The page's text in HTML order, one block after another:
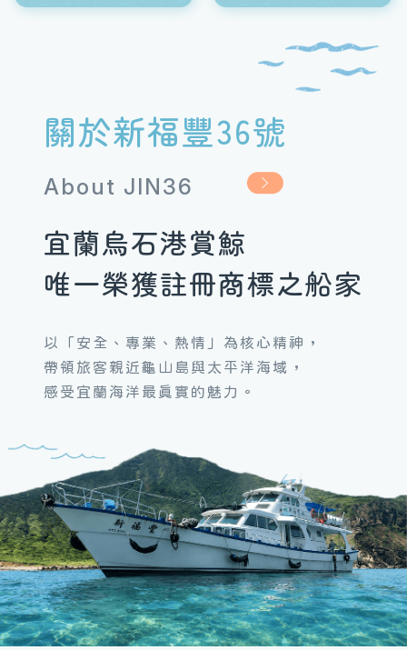
關於新福豐36號
About JIN36
宜蘭烏石港賞鯨
唯一榮獲註冊商標之船家
以「安全、專業、熱情」為核心精神，
帶領旅客親近龜山島與太平洋海域，
感受宜蘭海洋最真實的魅力。